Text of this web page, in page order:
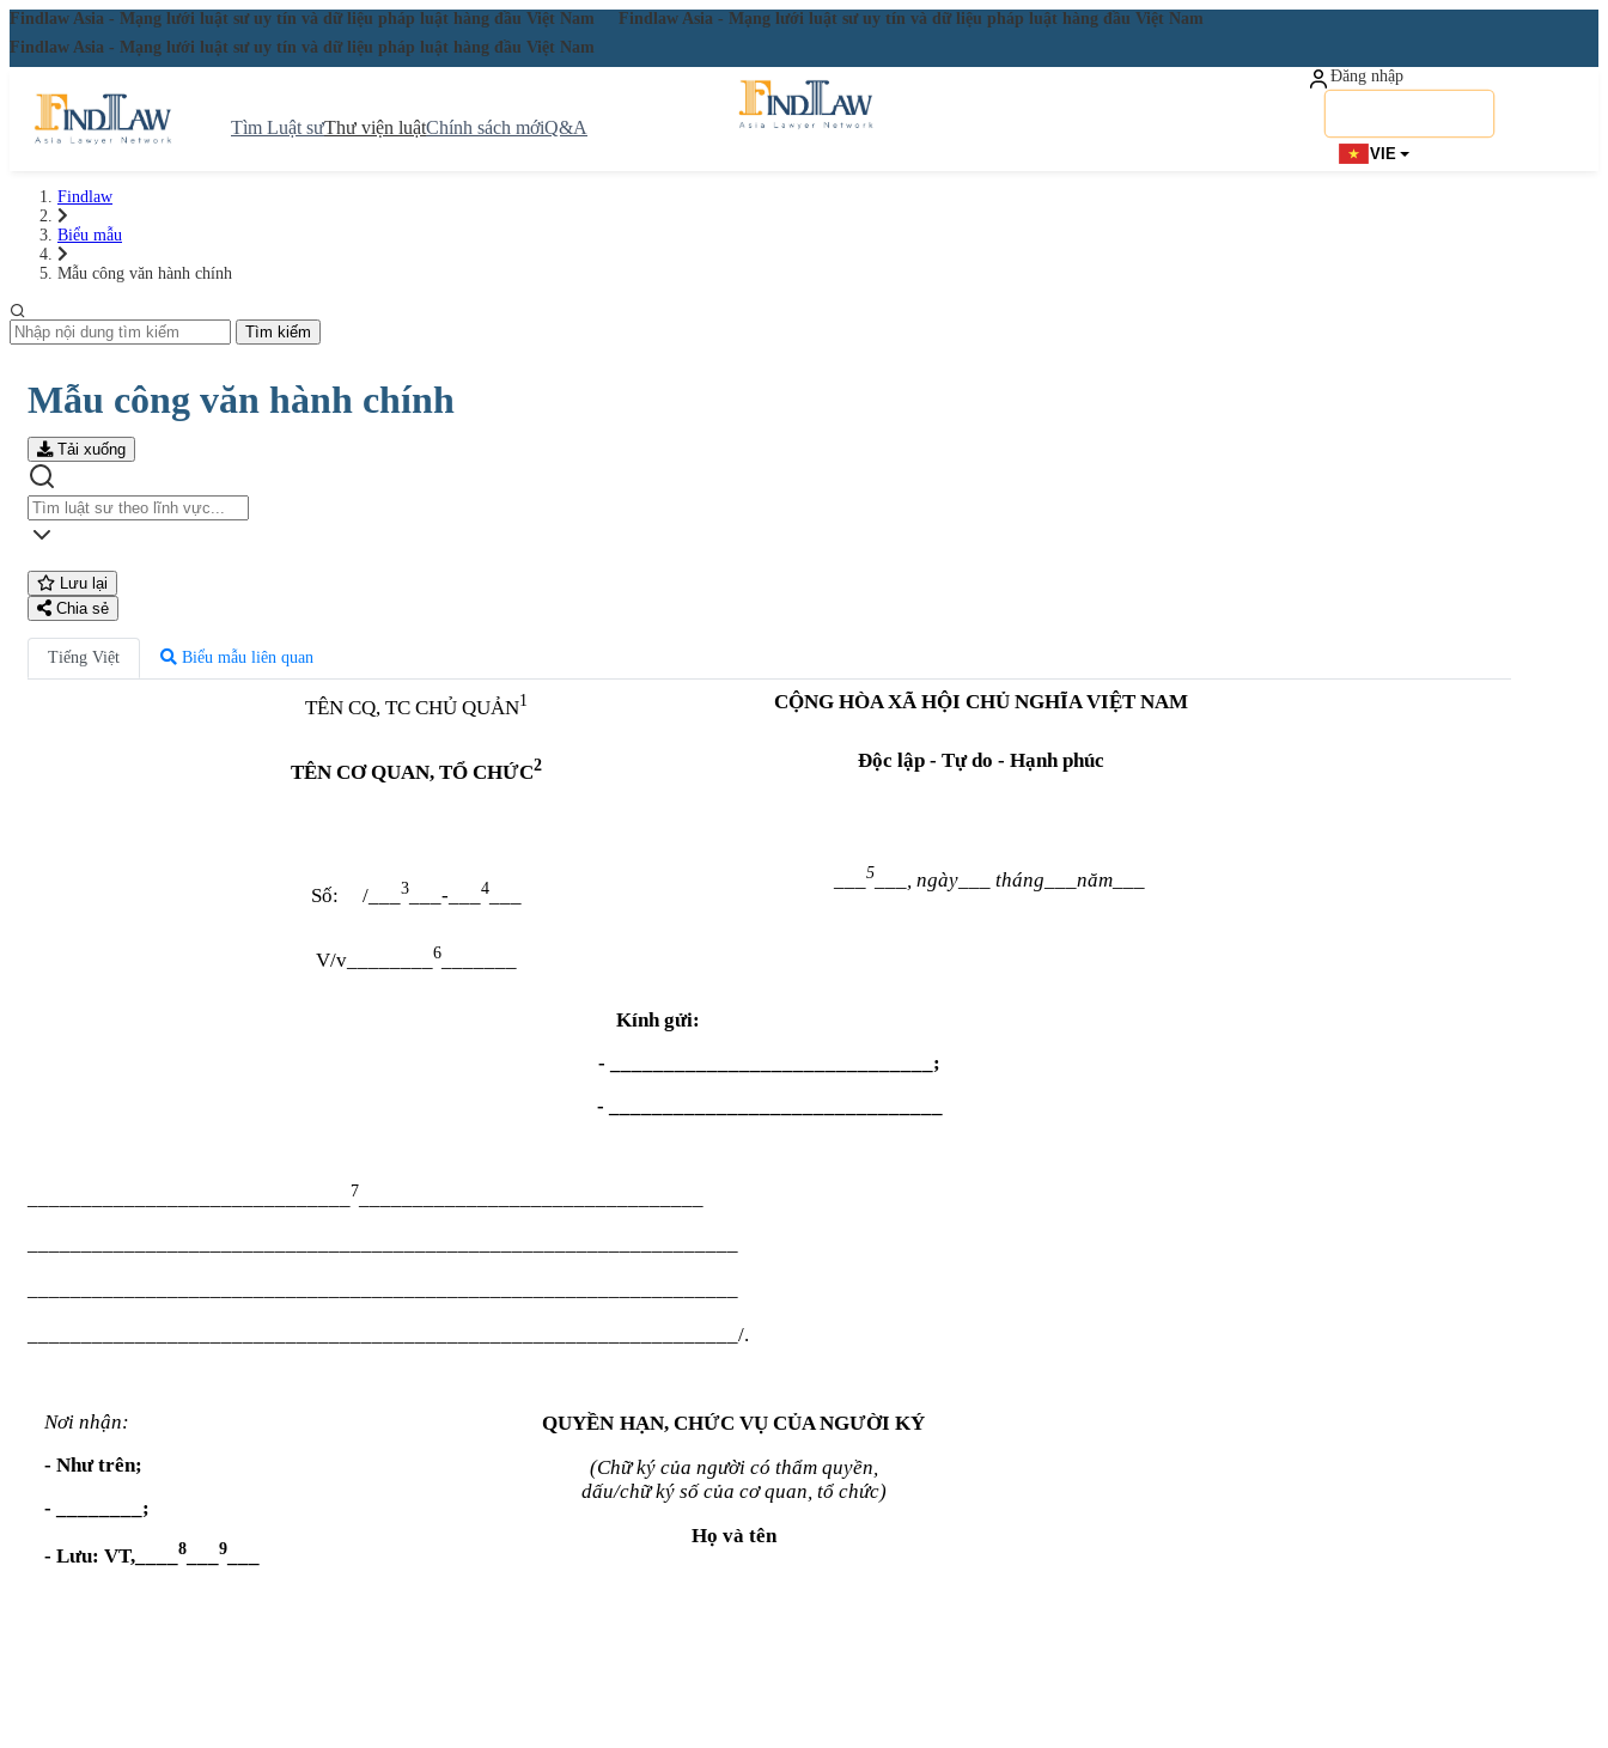
Findlaw Asia - Mạng lưới luật sư uy tín và dữ liệu pháp luật hàng đầu Việt Nam
Findlaw Asia - Mạng lưới luật sư uy tín và dữ liệu pháp luật hàng đầu Việt Nam
Findlaw Asia - Mạng lưới luật sư uy tín và dữ liệu pháp luật hàng đầu Việt Nam
Đăng nhập
VIE
Tìm Luật sưThư viện luậtChính sách mớiQ&A
Findlaw
Biểu mẫu
Mẫu công văn hành chính
Tìm kiếm
Mẫu công văn hành chính
Tải xuống
Lưu lại
Chia sẻ
Tiếng Việt Biểu mẫu liên quan
TÊN CQ, TC CHỦ QUẢN1
TÊN CƠ QUAN, TỔ CHỨC2
Số: /___ 3___-___ 4___
V/v________ 6_______
CỘNG HÒA XÃ HỘI CHỦ NGHĨA VIỆT NAM
Độc lập - Tự do - Hạnh phúc
5 ngày___ tháng___năm___
Kính gửi:
- ______________________________;
- _______________________________
7
__________________________________________________________________/.
Nơi nhận:
- Như trên;
- ________;
- Lưu:VT,____8 ___9
QUYỀN HẠN, CHỨC VỤ CỦA NGƯỜI KÝ
(Chữ ký của người có thẩm quyền,
dấu/chữ ký số của cơ quan, tổ chức)
Họ và tên